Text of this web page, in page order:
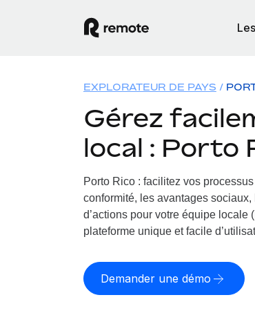
EXPLORATEUR DE PAYS
Gérez
local : Porto
Porto Rico : facilitez vos
conformité, les avantages
d’actions pour votre équipe locale
plateforme unique et facile
Demander une démo